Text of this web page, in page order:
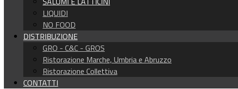
LIQUIDI
NO FOOD
DISTRIBUZIONE
GRO - C&C - GROS
Ristorazione Marche, Umbria e Abruzzo
Ristorazione Collettiva
CONTATTI